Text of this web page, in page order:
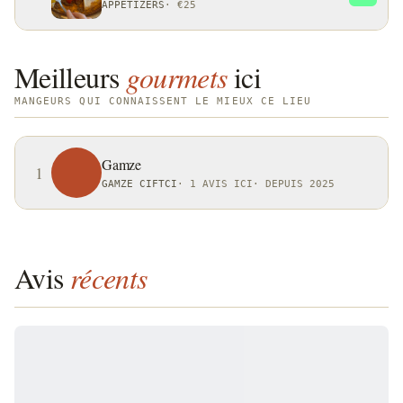
APPETIZERS · €25
Meilleurs gourmetsici
MANGEURS QUI CONNAISSENT LE MIEUX CE LIEU
1 Gamze
GAMZE CIFTCI · 1 AVIS ICI · DEPUIS 2025
Avis récents